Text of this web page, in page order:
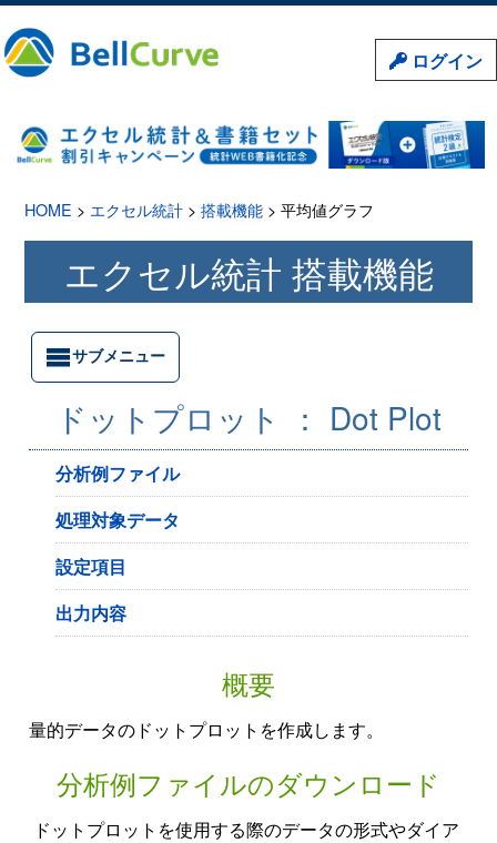
ログイン
HOME > エクセル統計 >搭載機能 > 平均値グラフ
エクセル統計 搭載機能
サブメニュー
ドットプロット ： Dot Plot
分析例ファイル
処理対象データ
設定項目
出力内容
概要
量的データのドットプロットを作成します。
分析例ファイルのダウンロード
ドットプロットを使用する際のデータの形式やダイア